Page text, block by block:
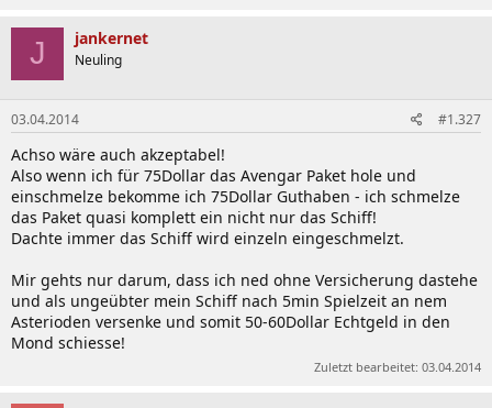
J jankernet
Neuling
03.04.2014 #1.327
Achso wäre auch akzeptabel!
Also wenn ich für 75Dollar das Avengar Paket hole und
einschmelze bekomme ich 75Dollar Guthaben - ich schmelze
das Paket quasi komplett ein nicht nur das Schiff!
Dachte immer das Schiff wird einzeln eingeschmelzt.
Mir gehts nur darum, dass ich ned ohne Versicherung dastehe
und als ungeübter mein Schiff nach 5min Spielzeit an nem
Asterioden versenke und somit 50-60Dollar Echtgeld in den
Mond schiesse!
Zuletzt bearbeitet: 03.04.2014